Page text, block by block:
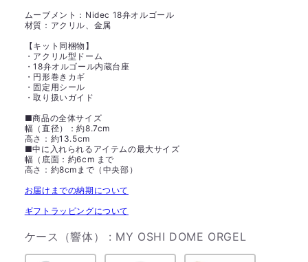
ムーブメント：Nidec 18弁オルゴール
材質：アクリル、金属
【キット同梱物】
・アクリル型ドーム
・18弁オルゴール内蔵台座
・円形巻きカギ
・固定用シール
・取り扱いガイド
■商品の全体サイズ
幅（直径）：約8.7cm
高さ：約13.5cm
■中に入れられるアイテムの最大サイズ
幅（底面：約6cm まで
高さ：約8cmまで（中央部）
お届けまでの納期について
ギフトラッピングについて
ケース（響体） : MY OSHI DOME ORGEL